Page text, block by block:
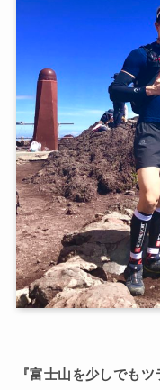
『富士山を少しでも